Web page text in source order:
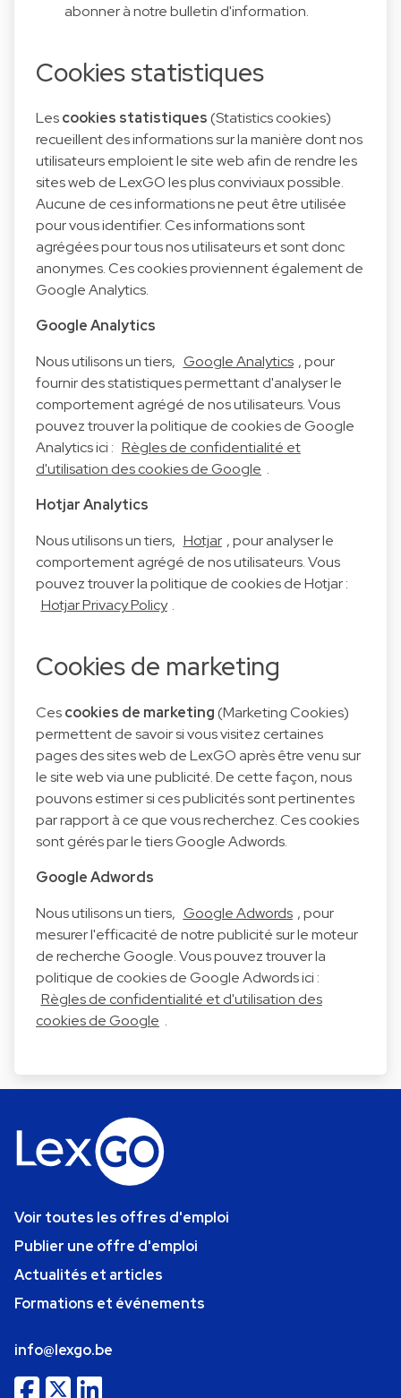
abonner à notre bulletin d'information.
Cookies statistiques
Lescookies statistiques(Statistics cookies)
recueillent des informations sur la manière dont nos
utilisateurs emploient le site web afin de rendre les
sites web de LexGO les plus conviviaux possible.
Aucune de ces informations ne peut être utilisée
pour vous identifier. Ces informations sont
agrégées pour tous nos utilisateurs et sont donc
anonymes. Ces cookies proviennent également de
Google Analytics.
Google Analytics
Nous utilisons un tiers, Google Analytics , pour
fournir des statistiques permettant d'analyser le
comportement agrégé de nos utilisateurs. Vous
pouvez trouver la politique de cookies de Google
Analytics ici : Règles de confidentialité et
d'utilisation des cookies de Google .
Hotjar Analytics
Nous utilisons un tiers, Hotjar , pour analyser le
comportement agrégé de nos utilisateurs. Vous
pouvez trouver la politique de cookies de Hotjar :
Hotjar Privacy Policy .
Cookies de marketing
Cescookies de marketing(Marketing Cookies)
permettent de savoir si vous visitez certaines
pages des sites web de LexGO après être venu sur
le site web via une publicité. De cette façon, nous
pouvons estimer si ces publicités sont pertinentes
par rapport à ce que vous recherchez. Ces cookies
sont gérés par le tiers Google Adwords.
Google Adwords
Nous utilisons un tiers, Google Adwords , pour
mesurer l'efficacité de notre publicité sur le moteur
de recherche Google. Vous pouvez trouver la
politique de cookies de Google Adwords ici :
Règles de confidentialité et d'utilisation des
cookies de Google .
Voir toutes les offres d'emploi
Publier une offre d'emploi
Actualités et articles
Formations et événements
info@lexgo.be